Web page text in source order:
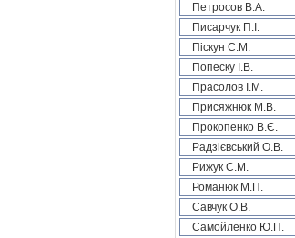
Петросов В.А.
Писарчук П.І.
Піскун С.М.
Попеску І.В.
Прасолов І.М.
Присяжнюк М.В.
Прокопенко В.Є.
Радзієвський О.В.
Рижук С.М.
Романюк М.П.
Савчук О.В.
Самойленко Ю.П.